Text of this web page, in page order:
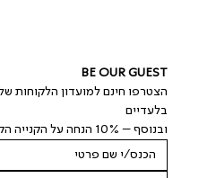
BE OUR GUEST
בלעדיים
ובנוסף – 10% הנחה על הקנייה הקרובה